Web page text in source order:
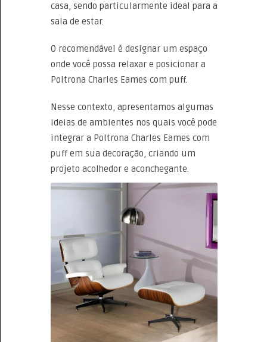
casa, sendo particularmente ideal para a
sala de estar.
O recomendável é designar um espaço
onde você possa relaxar e posicionar a
Poltrona Charles Eames com puff.
Nesse contexto, apresentamos algumas
ideias de ambientes nos quais você pode
integrar a Poltrona Charles Eames com
puff em sua decoração, criando um
projeto acolhedor e aconchegante.